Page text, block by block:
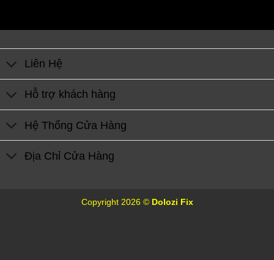
Liên Hệ
Hỗ trợ khách hàng
Hệ Thống Cửa Hàng
Địa Chỉ Cửa Hàng
Copyright 2026 © Dolozi Fix